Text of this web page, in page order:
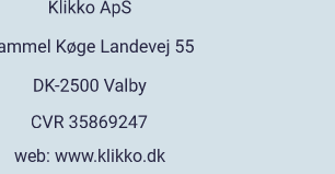
web: www.klikko.dk